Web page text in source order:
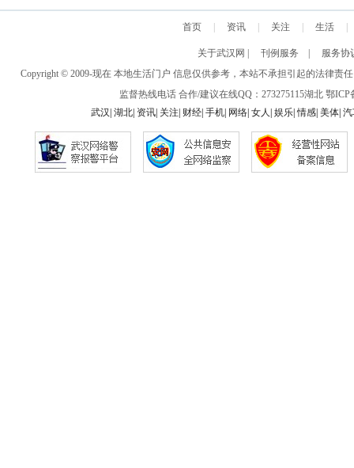
首页 资讯 关注 生活
关于武汉网 刊例服务
服务协
Copyright © 2009-现在 本地生活门户 信息仅供参考，本站不承担引起的法律
监督热线电话 合作/建议在线QQ：273275115湖北 鄂ICP
武汉 湖北| 资讯| 关注 财经| 手机| 网络| 女人 娱乐|情感| 美体| 汽